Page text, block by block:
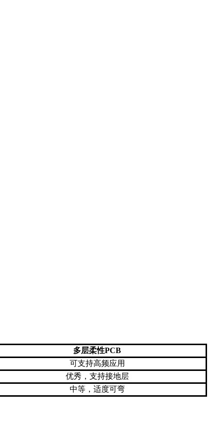
多层柔性PCB
可支持高频应用
优秀，支持接地层
中等，适度可弯